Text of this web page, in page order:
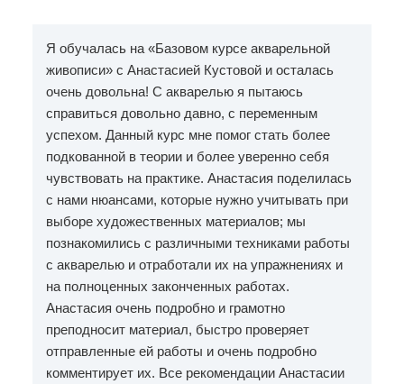
Я обучалась на «Базовом курсе акварельной
живописи» с Анастасией Кустовой и осталась
очень довольна! С акварелью я пытаюсь
справиться довольно давно, с переменным
успехом. Данный курс мне помог стать более
подкованной в теории и более уверенно себя
чувствовать на практике. Анастасия поделилась
с нами нюансами, которые нужно учитывать при
выборе художественных материалов; мы
познакомились с различными техниками работы
с акварелью и отработали их на упражнениях и
на полноценных законченных работах.
Анастасия очень подробно и грамотно
преподносит материал, быстро проверяет
отправленные ей работы и очень подробно
комментирует их. Все рекомендации Анастасии